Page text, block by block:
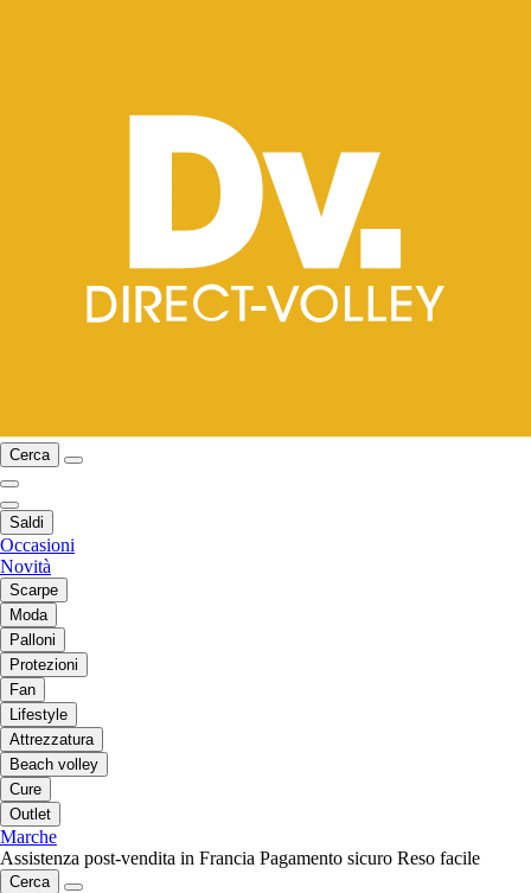
Cerca
Saldi
Occasioni
Novità
Scarpe
Moda
Palloni
Protezioni
Fan
Lifestyle
Attrezzatura
Beach volley
Cure
Outlet
Marche
Assistenza post-vendita in Francia Pagamento sicuro Reso facile
Cerca